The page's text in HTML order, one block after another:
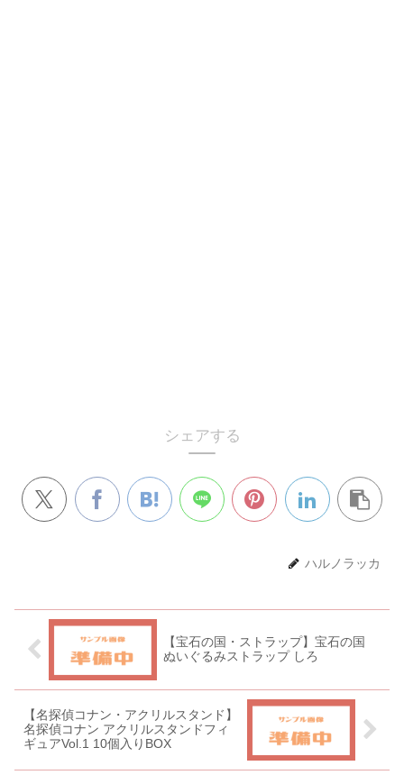
シェアする
ハルノラッカ
【宝石の国・ストラップ】宝石の国
ぬいぐるみストラップ しろ
【名探偵コナン・アクリルスタンド】
名探偵コナン アクリルスタンドフィ
ギュアVol.1 10個入りBOX